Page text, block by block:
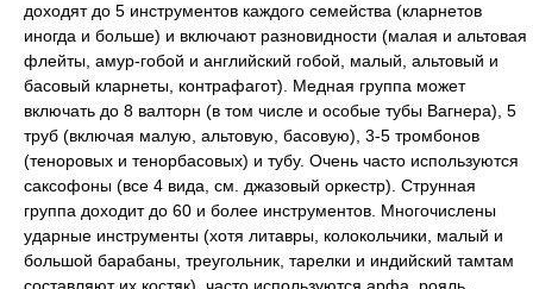
доходят до 5 инструментов каждого семейства (кларнетов
иногда и больше) и включают разновидности (малая и альтовая
флейты, амур-гобой и английский гобой, малый, альтовый и
басовый кларнеты, контрафагот). Медная группа может
включать до 8 валторн (в том числе и особые тубы Вагнера), 5
труб (включая малую, альтовую, басовую), 3-5 тромбонов
(теноровых и тенорбасовых) и тубу. Очень часто используются
саксофоны (все 4 вида, см. джазовый оркестр). Струнная
группа доходит до 60 и более инструментов. Многочислены
ударные инструменты (хотя литавры, колокольчики, малый и
большой барабаны, треугольник, тарелки и индийский тамтам